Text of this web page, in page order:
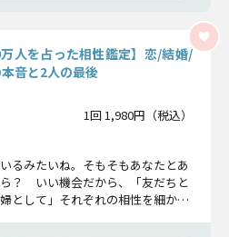
万人を占った相性鑑定】恋/結婚/
音と2人の最後
1回 1,980円（税込）
るみたいね。そもそもあなたとあ
？ いい機会だから、「友だちと
として」それぞれの相性を細かい